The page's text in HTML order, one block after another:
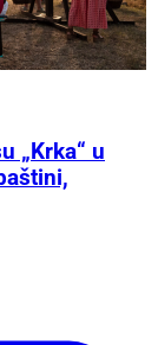
„Krka“ u